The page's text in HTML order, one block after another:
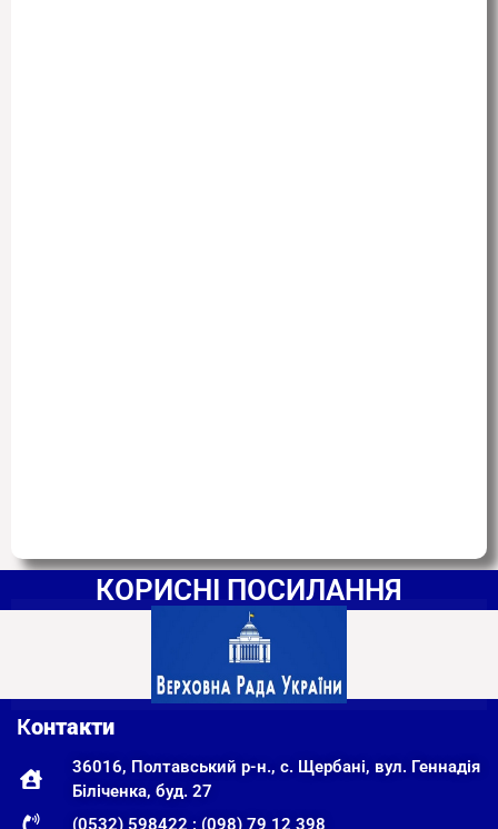
КОРИСНІ ПОСИЛАННЯ
Контакти
36016, Полтавський р-н., с. Щербані, вул. Геннадія
Біліченка, буд. 27
(0532) 598422 ; (098) 79 12 398